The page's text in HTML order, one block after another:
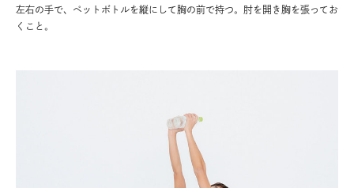
左右の手で、ペットボトルを縦にして胸の前で持つ。肘を開き胸を張ってお
くこと。